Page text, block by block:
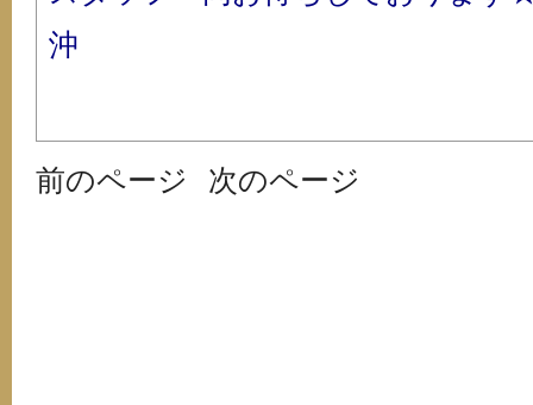
沖
前のページ 次のページ